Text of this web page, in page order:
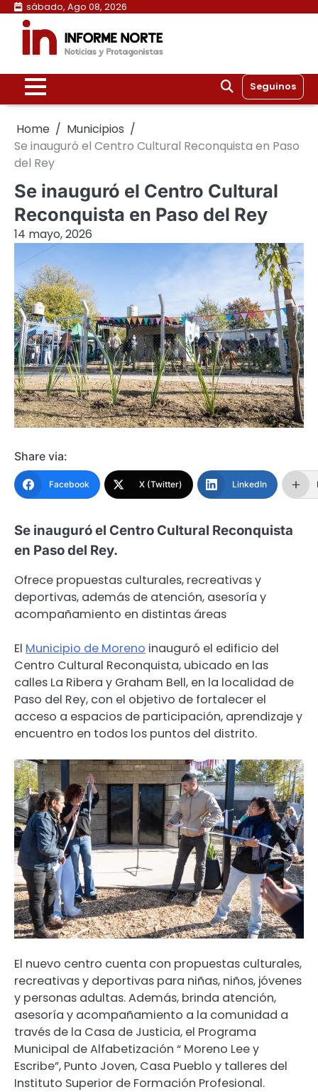
Skip
content
sábado, Ago 08, 2026
Seguinos
Home
Municipios
Se inauguró el Centro Cultural Reconquista en Paso
del Rey
Se inauguró el Centro Cultural
Reconquista en Paso del Rey
14 mayo, 2026
Share via:
Facebook X (Twitter) LinkedIn
Se inauguró el Centro Cultural Reconquista
en Paso del Rey.
Ofrece propuestas culturales, recreativas y
deportivas, además de atención, asesoría y
acompañamiento en distintas áreas
El Municipio de Moreno inauguró el edificio del
Centro Cultural Reconquista, ubicado en las
calles La Ribera y Graham Bell, en la localidad de
Paso del Rey, con el objetivo de fortalecer el
acceso a espacios de participación, aprendizaje y
encuentro en todos los puntos del distrito.
El nuevo centro cuenta con propuestas culturales,
recreativas y deportivas para niñas, niños, jóvenes
y personas adultas. Además, brinda atención,
asesoría y acompañamiento a la comunidad a
través de la Casa de Justicia, el Programa
Municipal de Alfabetización “ Moreno Lee y
Escribe”, Punto Joven, Casa Pueblo y talleres del
Instituto Superior de Formación Profesional.